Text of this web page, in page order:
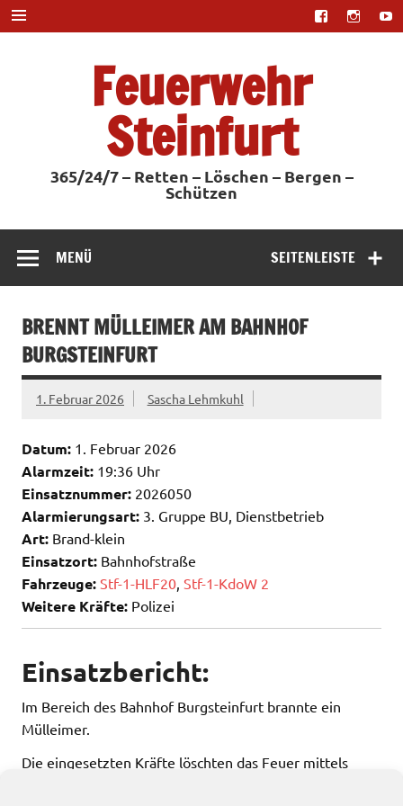
Zum
Inhalt
springen
Feuerwehr
Steinfurt
365/24/7 – Retten – Löschen – Bergen –
Schützen
SEITENLEISTE
MENÜ
BRENNT MÜLLEIMER AM BAHNHOF
BURGSTEINFURT
1. Februar 2026 Sascha Lehmkuhl
Datum: 1. Februar 2026
Alarmzeit: 19:36 Uhr
Einsatznummer: 2026050
Alarmierungsart: 3. Gruppe BU, Dienstbetrieb
Art: Brand-klein
Einsatzort: Bahnhofstraße
Fahrzeuge: Stf-1-HLF20 Stf-1-KdoW 2
Weitere Kräfte: Polizei
Einsatzbericht:
Im Bereich des Bahnhof Burgsteinfurt brannte ein
Mülleimer.
Die eingesetzten Kräfte löschten das Feuer mittels